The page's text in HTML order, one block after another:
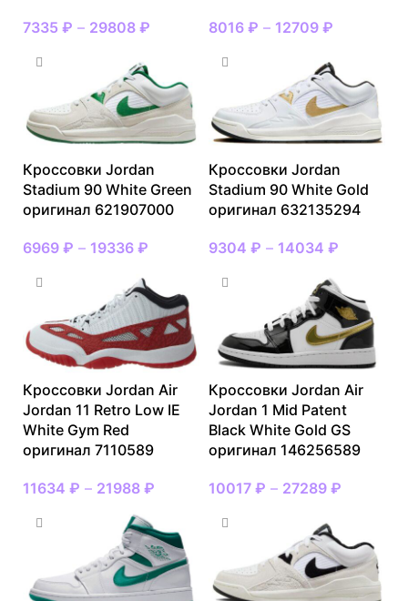
7335 ₽ – 29808 ₽ 8016 ₽ – 12709 ₽
Кроссовки Jordan
Stadium 90 White Green
оригинал 621907000
6969 ₽ – 19336 ₽
Кроссовки Jordan
Stadium 90 White Gold
оригинал 632135294
9304 ₽ – 14034 ₽
Кроссовки Jordan Air
Jordan 11 Retro Low IE
White Gym Red
оригинал 7110589
11634 ₽ – 21988 ₽
Кроссовки Jordan Air
Jordan 1 Mid Patent
Black White Gold GS
оригинал 146256589
10017 ₽ – 27289 ₽